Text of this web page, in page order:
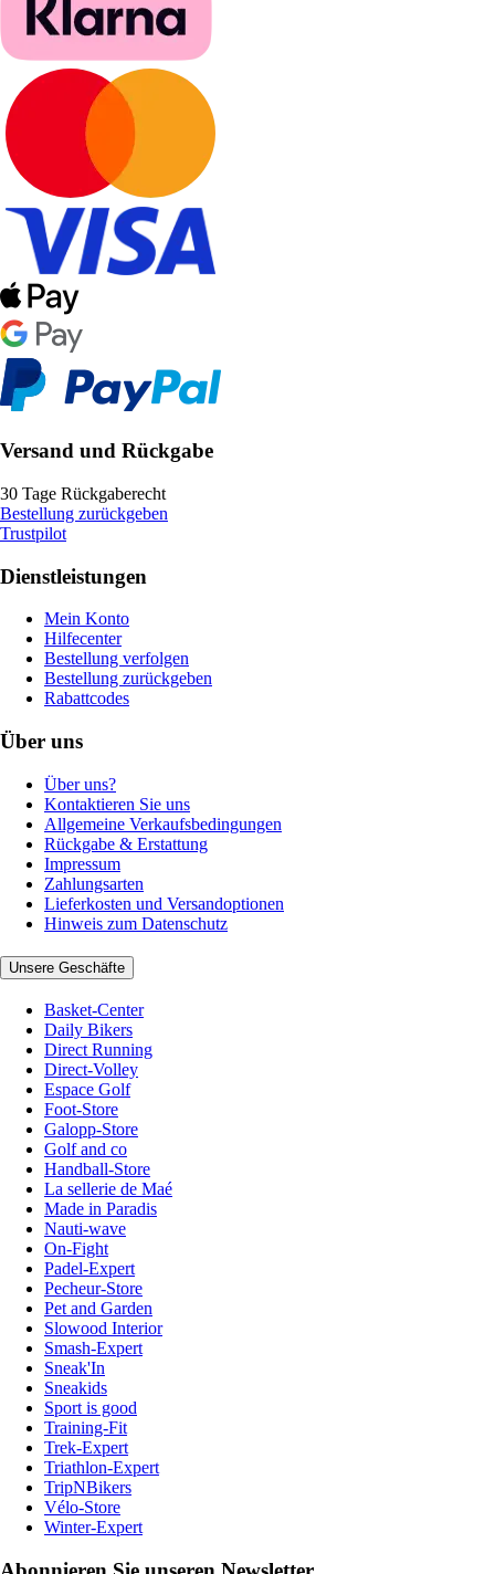
Versand und Rückgabe
30 Tage Rückgaberecht
Bestellung zurückgeben
Trustpilot
Dienstleistungen
Mein Konto
Hilfecenter
Bestellung verfolgen
Bestellung zurückgeben
Rabattcodes
Über uns
Über uns?
Kontaktieren Sie uns
Allgemeine Verkaufsbedingungen
Rückgabe & Erstattung
Impressum
Zahlungsarten
Lieferkosten und Versandoptionen
Hinweis zum Datenschutz
Unsere Geschäfte
Basket-Center
Daily Bikers
Direct Running
Direct-Volley
Espace Golf
Foot-Store
Galopp-Store
Golf and co
Handball-Store
La sellerie de Maé
Made in Paradis
Nauti-wave
On-Fight
Padel-Expert
Pecheur-Store
Pet and Garden
Slowood Interior
Smash-Expert
Sneak'In
Sneakids
Sport is good
Training-Fit
Trek-Expert
Triathlon-Expert
TripNBikers
Vélo-Store
Winter-Expert